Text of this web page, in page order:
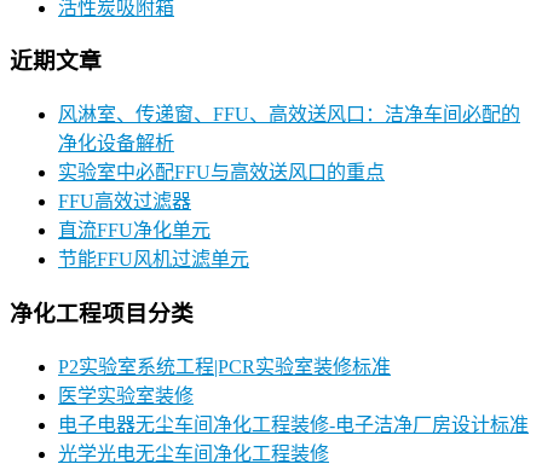
活性炭吸附箱
近期文章
风淋室、传递窗、FFU、高效送风口：洁净车间必配的
净化设备解析
实验室中必配FFU与高效送风口的重点
FFU高效过滤器
直流FFU净化单元
节能FFU风机过滤单元
净化工程项目分类
P2实验室系统工程|PCR实验室装修标准
医学实验室装修
电子电器无尘车间净化工程装修-电子洁净厂房设计标准
光学光电无尘车间净化工程装修